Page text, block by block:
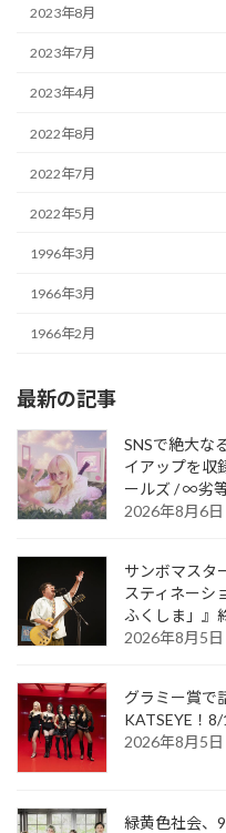
2023年8月
2023年7月
2023年4月
2022年8月
2022年7月
2022年5月
1996年3月
1966年3月
1966年2月
最新の記事
SNSで絶大な
イアップを収
ールズ / ∞劣
2026年8月6日
サンボマスタ
スティネーシ
ふくしま」』
2026年8月5日
グラミー賞で
KATSEYE！
2026年8月5日
緑黄色社会、